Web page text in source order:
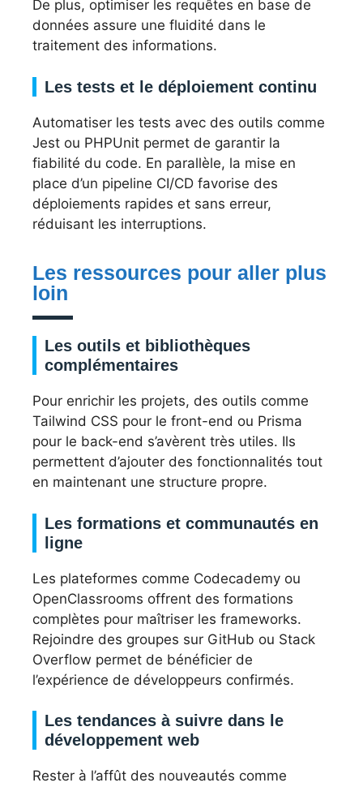
De plus, optimiser les requêtes en base de
données assure une fluidité dans le
traitement des informations.
Les tests et le déploiement continu
Automatiser les tests avec des outils comme
Jest ou PHPUnit permet de garantir la
fiabilité du code. En parallèle, la mise en
place d’un pipeline CI/CD favorise des
déploiements rapides et sans erreur,
réduisant les interruptions.
Les ressources pour aller plus
loin
Les outils et bibliothèques
complémentaires
Pour enrichir les projets, des outils comme
Tailwind CSS pour le front-end ou Prisma
pour le back-end s’avèrent très utiles. Ils
permettent d’ajouter des fonctionnalités tout
en maintenant une structure propre.
Les formations et communautés en
ligne
Les plateformes comme Codecademy ou
OpenClassrooms offrent des formations
complètes pour maîtriser les frameworks.
Rejoindre des groupes sur GitHub ou Stack
Overflow permet de bénéficier de
l’expérience de développeurs confirmés.
Les tendances à suivre dans le
développement web
Rester à l’affût des nouveautés comme